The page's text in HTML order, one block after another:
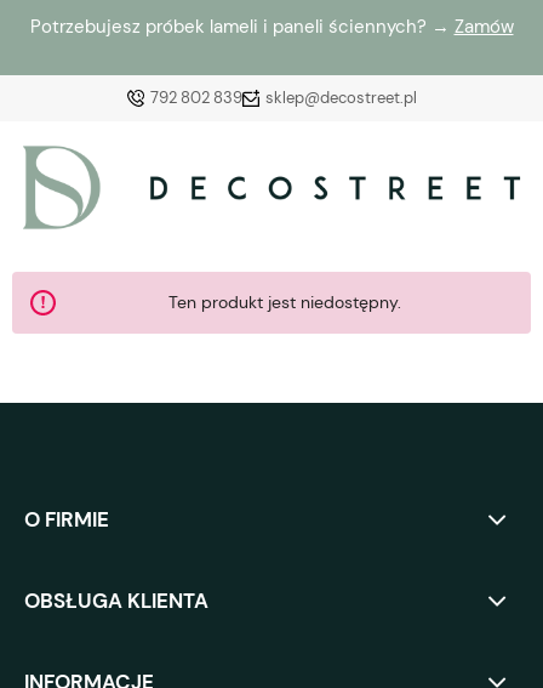
Potrzebujesz próbek lameli i paneli ściennych? → Zamów
792 802 839 sklep@decostreet.pl
Ten produkt jest niedostępny.
O FIRMIE
OBSŁUGA KLIENTA
INFORMACJE